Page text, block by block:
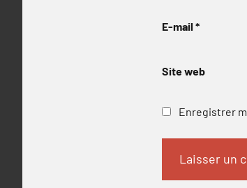
E-mail *
Site web
Enregistrer